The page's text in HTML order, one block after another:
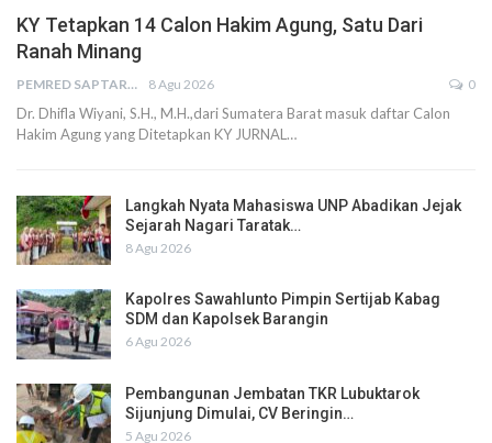
KY Tetapkan 14 Calon Hakim Agung, Satu Dari
Ranah Minang
PEMRED SAPTARIUS 8 Agu 2026 0
Dr. Dhifla Wiyani, S.H., M.H.,dari Sumatera Barat masuk daftar Calon
Hakim Agung yang Ditetapkan KY JURNAL…
Langkah Nyata Mahasiswa UNP Abadikan Jejak
Sejarah Nagari Taratak…
8 Agu 2026
Kapolres Sawahlunto Pimpin Sertijab Kabag
SDM dan Kapolsek Barangin
6 Agu 2026
Pembangunan Jembatan TKR Lubuktarok
Sijunjung Dimulai, CV Beringin…
5 Agu 2026